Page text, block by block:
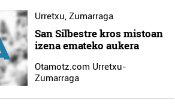
Urretxu, Zumarraga
San Silbestre kros mistoan
izena emateko aukera
Otamotz.com Urretxu-
Zumarraga